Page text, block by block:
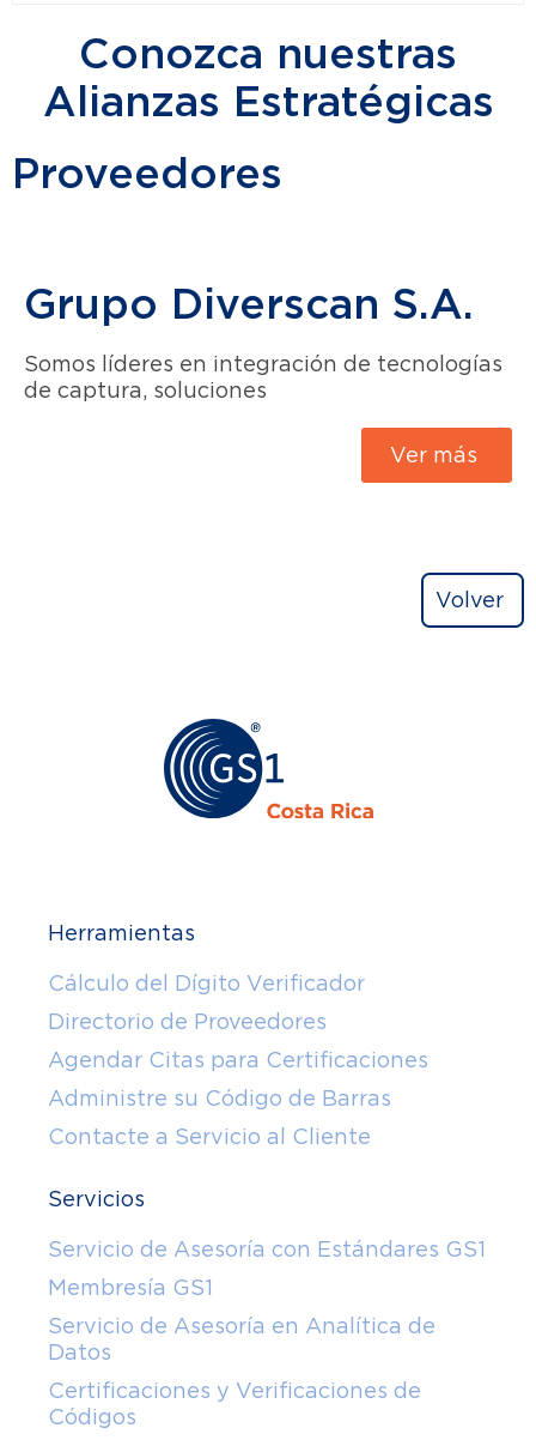
Conozca nuestras
Alianzas Estratégicas
Proveedores
Grupo Diverscan S.A.
Somos líderes en integración de tecnologías
de captura, soluciones
Ver más
Volver
Herramientas
Cálculo del Dígito Verificador
Directorio de Proveedores
Agendar Citas para Certificaciones
Administre su Código de Barras
Contacte a Servicio al Cliente
Servicios
Servicio de Asesoría con Estándares GS1
Membresía GS1
Servicio de Asesoría en Analítica de
Datos
Certificaciones y Verificaciones de
Códigos